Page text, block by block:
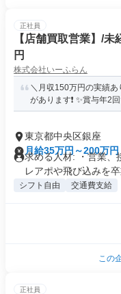
正社員
【店舗買取営業】/
円
株式会社いーふらん
＼月収150万円の実績あ
があります❗ ✨賞与年2
東京都中央区銀座
月給35万円～200万円
求める人材: ・営業、
レアポや飛び込みを卒
シフト自由 交通費支給
この
正社員